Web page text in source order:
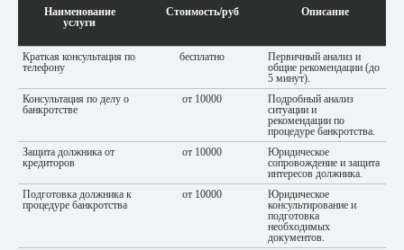
Наименование
услуги
Стоимость/руб Описание
Краткая консультация по
телефону
бесплатно
Первичный анализ и
общие рекомендации (до
5 минут).
Консультация по делу о
банкротстве
от 10000
Подробный анализ
ситуации и
рекомендации по
процедуре банкротства.
Защита должника от
кредиторов
от 10000
Юридическое
сопровождение и защита
интересов должника.
Подготовка должника к
процедуре банкротства
от 10000
Юридическое
консультирование и
подготовка
необходимых
документов.